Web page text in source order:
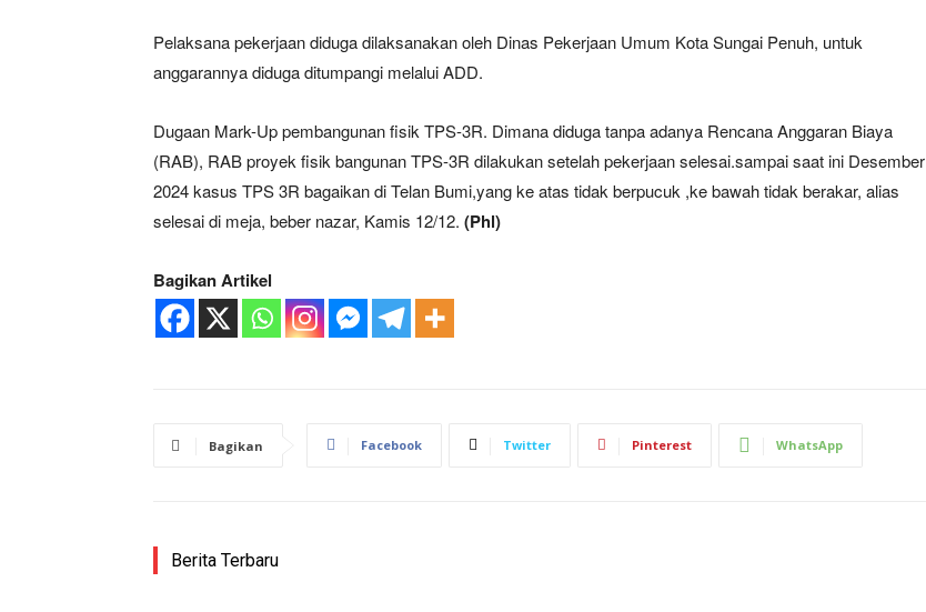
Pelaksana pekerjaan diduga dilaksanakan oleh Dinas Pekerjaan Umum Kota Sungai Penuh, untuk
anggarannya diduga ditumpangi melalui ADD.
Dugaan Mark-Up pembangunan fisik TPS-3R. Dimana diduga tanpa adanya Rencana Anggaran Biaya
(RAB), RAB proyek fisik bangunan TPS-3R dilakukan setelah pekerjaan selesai.sampai saat ini Desember
2024 kasus TPS 3R bagaikan di Telan Bumi,yang ke atas tidak berpucuk ,ke bawah tidak berakar, alias
selesai di meja, beber nazar, Kamis 12/12. (Phl)
Bagikan Artikel
Bagikan Facebook Twitter Pinterest WhatsApp
Berita Terbaru